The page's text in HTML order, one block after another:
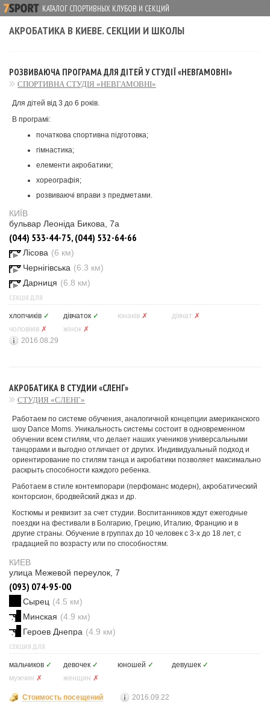
КАТАЛОГ СПОРТИВНЫХ КЛУБОВ И СЕКЦИЙ
АКРОБАТИКА В КИЕВЕ. СЕКЦИИ И ШКОЛЫ
РОЗВИВАЮЧА ПРОГРАМА ДЛЯ ДІТЕЙ У СТУДІЇ «НЕВГАМОВНІ»
СПОРТИВНА СТУДІЯ «НЕВГАМОВНІ»
Для дітей від 3 до 6 років.
В програмі:
початкова спортивна підготовка;
гімнастика;
елементи акробатики;
хореографія;
розвиваючі вправи з предметами.
КИЇВ
бульвар Леоніда Бикова, 7а
(044) 533-44-75, (044) 532-64-66
Лісова (6 км)
Чернігівська (6.3 км)
Дарниця (6.8 км)
СЕКЦІЯ ДЛЯ
хлопчиків ✓ дівчаток ✓ юнаків ✗ дівчат ✗
чоловіків ✗ жінок ✗
2016.08.29
АКРОБАТИКА В СТУДИИ «СЛЕНГ»
СТУДИЯ «СЛЕНГ»
Работаем по системе обучения, аналогичной концепции американского
шоу Dance Moms. Уникальность системы состоит в одновременном
обучении всем стилям, что делает наших учеников универсальными
танцорами и выгодно отличает от других. Индивидуальный подход и
ориентирование по стилям танца и акробатики позволяет максимально
раскрыть способности каждого ребенка.
Работаем в стиле контемпорари (перфоманс модерн), акробатический
конторсион, бродвейский джаз и др.
Костюмы и реквизит за счет студии. Воспитанников ждут ежегодные
поездки на фестивали в Болгарию, Грецию, Италию, Францию и в
другие страны. Обучение в группах до 10 человек с 3-х до 18 лет, с
градацией по возрасту или по способностям.
КИЕВ
улица Межевой переулок, 7
(093) 074-95-00
Сырец (4.5 км)
Минская (4.9 км)
Героев Днепра (4.9 км)
СЕКЦИЯ ДЛЯ
мальчиков ✓ девочек ✓ юношей ✓ девушек ✓
мужчин ✗ женщин ✗
Стоимость посещений 2016.09.22